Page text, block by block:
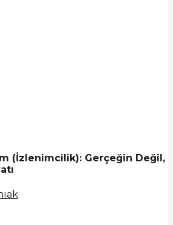
(İzlenimcilik): Gerçeğin Değil,